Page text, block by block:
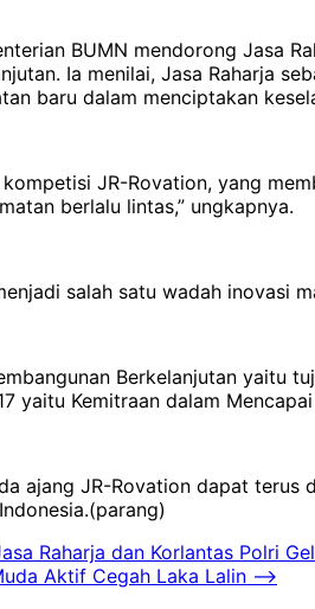
BUMN mendorong Jasa
Ia menilai, Jasa Raharja
baru dalam menciptakan
JR-Rovation, yang
berlalu lintas,” ungkapnya.
salah satu wadah inovasi
Berkelanjutan yaitu
yaitu Kemitraan dalam Mencapai
ajang JR-Rovation dapat
Raharja dan Korlantas Polri
Aktif Cegah Laka Lalin ⟶